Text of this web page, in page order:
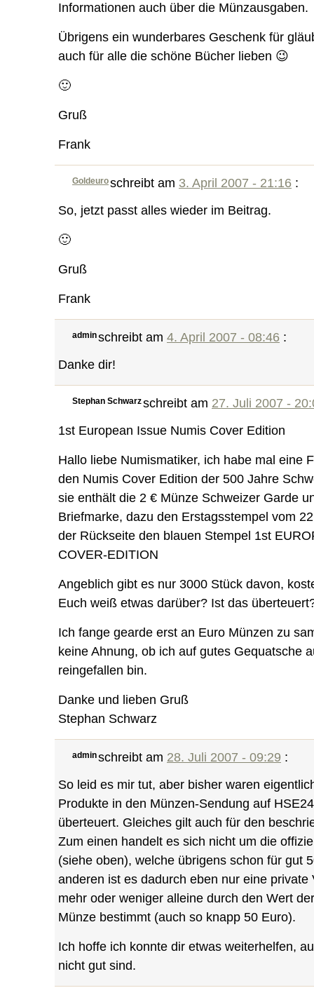
Informationen auch über die Münzausgaben.
Übrigens ein wunderbares Geschenk für
auch für alle die schöne Bücher lieben 😉
🙂
Gruß
Frank
Goldeuroschreibt am 3. April 2007 - 21:16 :
So, jetzt passt alles wieder im Beitrag.
🙂
Gruß
Frank
adminschreibt am 4. April 2007 - 08:46 :
Danke dir!
Stephan Schwarzschreibt am 27. Juli 2007 -
1st European Issue Numis Cover Edition
Hallo liebe Numismatiker, ich habe mal eine
den Numis Cover Edition der 500 Jahre
sie enthält die 2 € Münze Schweizer Garde
Briefmarke, dazu den Erstagsstempel vom
der Rückseite den blauen Stempel 1st
COVER-EDITION
Angeblich gibt es nur 3000 Stück davon,
Euch weiß etwas darüber? Ist das
Ich fange gearde erst an Euro Münzen zu
keine Ahnung, ob ich auf gutes Gequatsche
reingefallen bin.
Danke und lieben Gruß
Stephan Schwarz
adminschreibt am 28. Juli 2007 - 09:29 :
So leid es mir tut, aber bisher waren
Produkte in den Münzen-Sendung auf
überteuert. Gleiches gilt auch für den
Zum einen handelt es sich nicht um die
(siehe oben), welche übrigens schon für gut
anderen ist es dadurch eben nur eine private
mehr oder weniger alleine durch den Wert
Münze bestimmt (auch so knapp 50 Euro).
Ich hoffe ich konnte dir etwas weiterhelfen,
nicht gut sind.